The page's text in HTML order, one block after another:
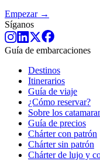
Empezar →
Síganos
Guía de embarcaciones
Destinos
Itinerarios
Guía de viaje
¿Cómo reservar?
Sobre los
Guía de precios
Chárter con patrón
Chárter sin patrón
Chárter de lujo y